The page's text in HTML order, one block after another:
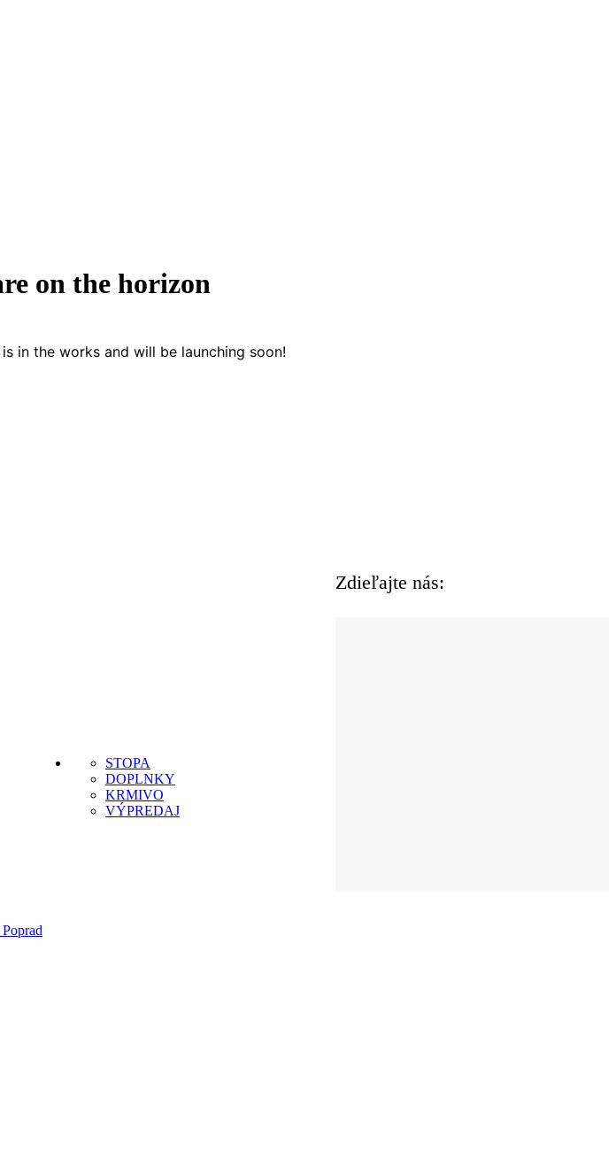
on the horizon
in the works and will be launching soon!
STOPA
DOPLNKY
KRMIVO
VÝPREDAJ
Zdieľajte nás: